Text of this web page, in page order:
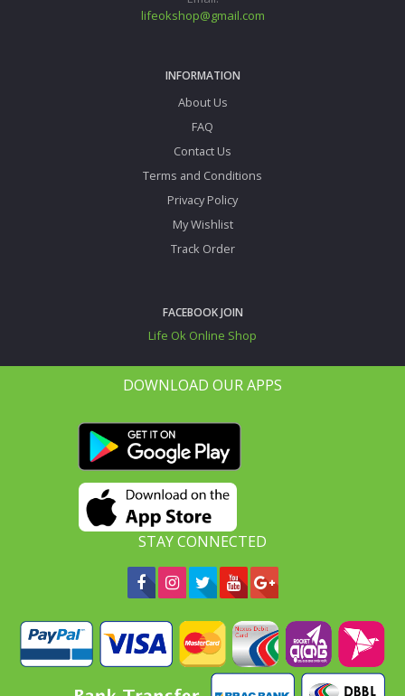
lifeokshop@gmail.com
INFORMATION
About Us
FAQ
Contact Us
Terms and Conditions
Privacy Policy
My Wishlist
Track Order
FACEBOOK JOIN
Life Ok Online Shop
DOWNLOAD OUR APPS
STAY CONNECTED